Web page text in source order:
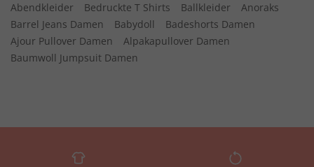
Abendkleider Bedruckte T Shirts Ballkleider
Anoraks
Barrel Jeans Damen
Babydoll
Badeshorts Damen
Ajour Pullover Damen
Alpakapullover Damen
Baumwoll Jumpsuit Damen